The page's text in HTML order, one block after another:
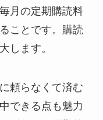
月の定期購読料
ことです。購読
します。
頼らなくて済む
できる点も魅力